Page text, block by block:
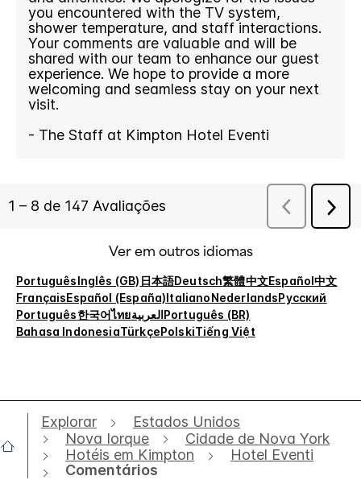
Ver em outros idiomas
PortuguêsInglês (GB) 日本語Deutsch繁體中文Español中文
FrançaisEspañol (España)ItalianoNederlandsРусский
Português한국어ไทยالعربيةPortuguês (BR)
Bahasa IndonesiaTürkçePolskiTiếng Việt
Explorar
Estados Unidos
Nova Iorque
Cidade de Nova York
Hotéis em Kimpton
Hotel Eventi
Comentários